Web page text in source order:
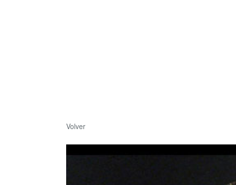
Volver